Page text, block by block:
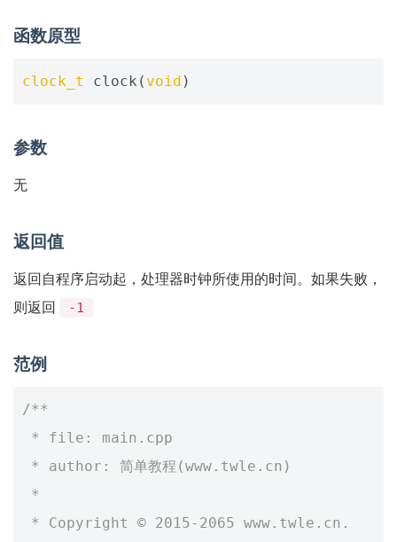
函数原型
clock_t clock ( void )
参数
无
返回值
返回自程序启动起，处理器时钟所使用的时间。如果失败，
则返回
-1
范例
/**
* file: main.cpp
* author: 简单教程(www.twle.cn)
*